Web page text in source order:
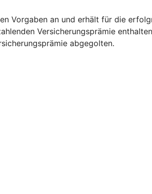
Vorgaben an und erhält für die
Versicherungsprämie
abgegolten.